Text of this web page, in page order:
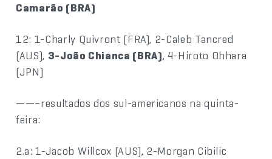
Camarão (BRA)
12: 1-Charly Quivront (FRA), 2-Caleb Tancred
(AUS), 3-João Chianca (BRA), 4-Hiroto Ohhara
(JPN)
——–resultados dos sul-americanos na quinta-
feira:
2.a: 1-Jacob Willcox (AUS), 2-Morgan Cibilic